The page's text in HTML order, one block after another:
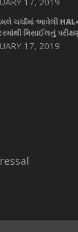
ચર્ચામાં આવેલી
મિસાઈલનું
17, 2019